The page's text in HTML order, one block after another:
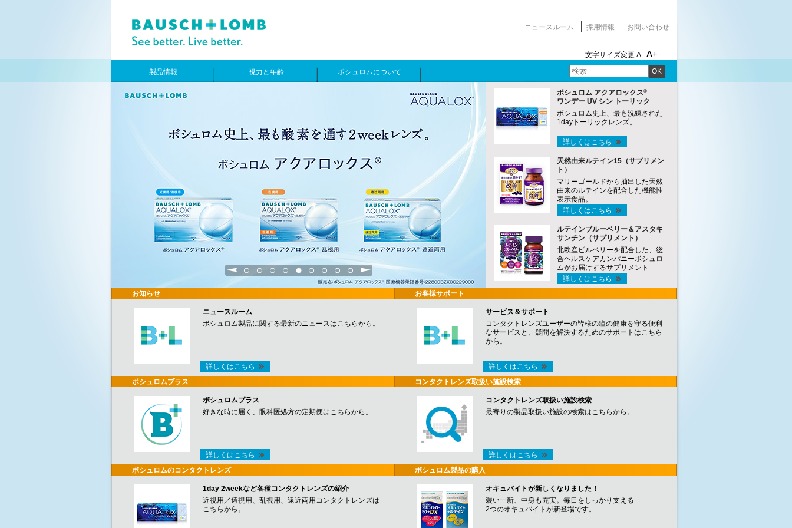
ニュースルーム 採用情報 お問い合わせ
文字サイズ変更 A - A+
OK
製品情報 視力と年齢 ボシュロムについて
1 2 3 4 5 6 7 8 9
ボシュロム アクアロックス®
ワンデー UV シン トーリック
ボシュロム史上、最も洗練された
1dayトーリックレンズ。
詳しくはこちら
天然由来ルテイン15（サプリメン
ト）
マリーゴールドから抽出した天然
由来のルテインを配合した機能性
表示食品。
詳しくはこちら
ルテインブルーベリー＆アスタキ
サンチン（サプリメント）
北欧産ビルベリーを配合した、総
合ヘルスケアカンパニーボシュロ
ムがお届けするサプリメント
詳しくはこちら
お知らせ
ニュースルーム
ボシュロム製品に関する最新のニュースはこちらから。
詳しくはこちら
ボシュロムプラス
ボシュロムプラス
好きな時に届く、眼科医処方の定期便はこちらから。
詳しくはこちら
ボシュロムのコンタクトレンズ
1day 2weekなど各種コンタクトレンズの紹介
近視用／遠視用、乱視用、遠近両用コンタクトレンズは
こちらから。
お客様サポート
サービス＆サポート
コンタクトレンズユーザーの皆様の瞳の健康を守る便利
なサービスと、疑問を解決するためのサポートはこちら
から。
詳しくはこちら
コンタクトレンズ取扱い施設検索
コンタクトレンズ取扱い施設検索
最寄りの製品取扱い施設の検索はこちらから。
詳しくはこちら
ボシュロム製品の購入
オキュバイトが新しくなりました！
装い一新、中身も充実。毎日をしっかり支える
2つのオキュバイトが新登場です。